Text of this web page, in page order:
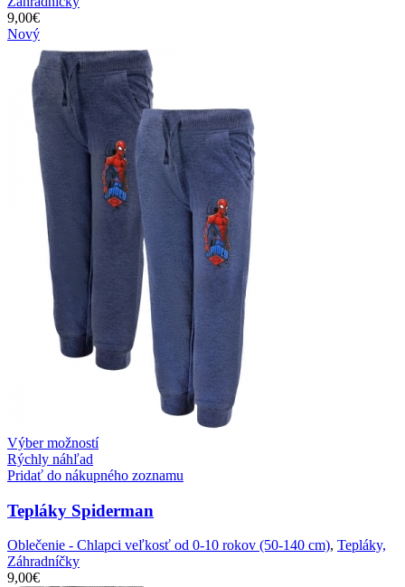
9,00€
Nový
Výber možností
Rýchly náhľad
Pridať do nákupného zoznamu
Tepláky Spiderman
Oblečenie - Chlapci veľkosť od 0-10 rokov (50-140 cm), Tepláky,
Záhradníčky
9,00€